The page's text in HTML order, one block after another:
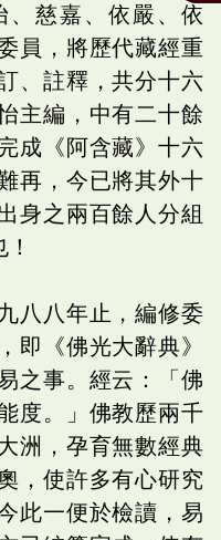
、慈嘉、依嚴、依
員，將歷代藏經重
、註釋，共分十六
主編，中有二十餘
成《阿含藏》十六
再，今已將其外十
身之兩百餘人分組
八八年止，編修委
即《佛光大辭典》
之事。經云：「佛
度。」佛教歷兩千
洲，孕育無數經典
，使許多有心研究
此一便於檢讀，易